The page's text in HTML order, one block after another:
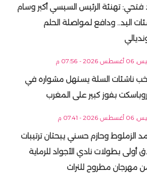
فتحي: تهنئة الرئيس السيسي أكبر وسام
اليد.. ودافع لمواصلة الحلم
- 07:56 م
ناشئات السلة يستهل مشواره في
بفوز كبير على المغرب
- 07:41 م
الزملوط وحازم حسني يبحثان ترتيبات
أولى بطولات نادي الأجواد للرماية
مهرجان مطروح للتراث